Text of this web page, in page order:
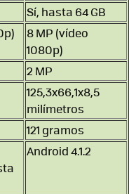
Sí, hasta 64 GB
8 MP (vídeo
1080p)
2 MP
125,3x66,1x8,5
milímetros
121 gramos
Android 4.1.2